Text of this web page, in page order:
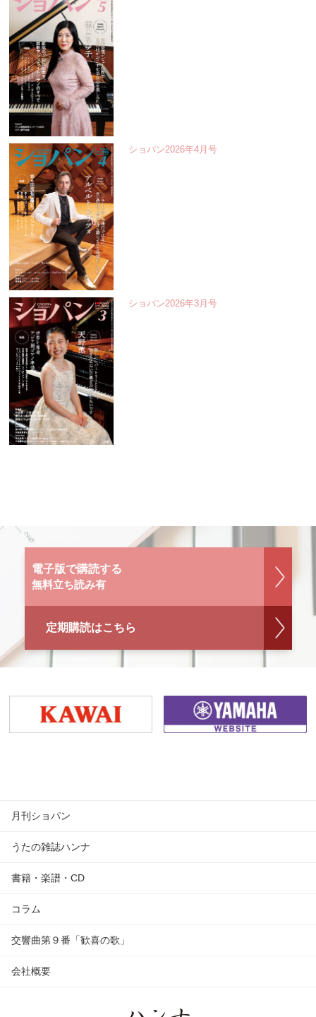
ショパン2026年4月号
ショパン2026年3月号
電子版で購読する
無料立ち読み有
定期購読はこちら
月刊ショパン
うたの雑誌ハンナ
書籍・楽譜・CD
コラム
交響曲第９番「歓喜の歌」
会社概要